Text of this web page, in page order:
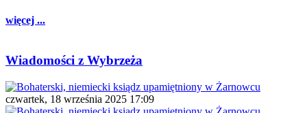
więcej ...
Wiadomości z Wybrzeża
czwartek, 18 września 2025 17:09